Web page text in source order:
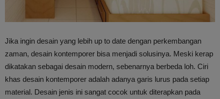
Jika ingin desain yang lebih up to date dengan perkembangan
zaman, desain kontemporer bisa menjadi solusinya. Meski kerap
dikatakan sebagai desain modern, sebenarnya berbeda loh. Ciri
khas desain kontemporer adalah adanya garis lurus pada setiap
material. Desain jenis ini sangat cocok untuk diterapkan pada